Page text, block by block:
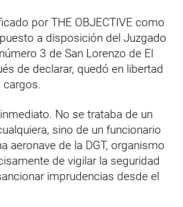
por THE OBJECTIVE como
a disposición del Juzgado
3 de San Lorenzo de El
de declarar, quedó en libertad
cargos.
No se trataba de un
sino de un funcionario
aeronave de la DGT, organismo
de vigilar la seguridad
imprudencias desde el